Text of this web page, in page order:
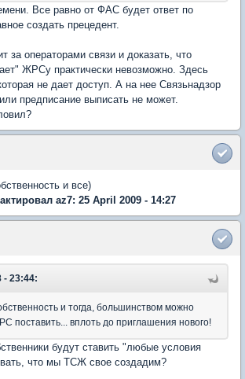
Все равно от ФАС будет ответ по
создать прецедент.
за операторами связи и доказать, что
ЖРСу практически невозможно. Здесь
не дает доступ. А на нее Связьнадзор
предписание выписать не может.
и все)
az7: 25 April 2009 - 14:27
- 23:44:
и тогда, большинством можно
поставить... вплоть до приглашения нового!
будут ставить "любые условия
что мы ТСЖ свое создадим?